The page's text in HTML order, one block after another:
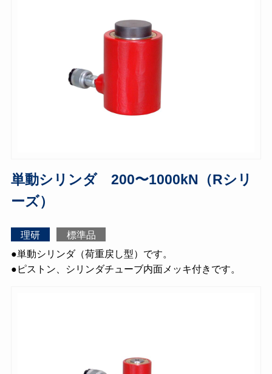
単動シリンダ 200〜1000kN（Rシリ
ーズ）
理研
標準品
●単動シリンダ（荷重戻し型）です。
●ピストン、シリンダチューブ内面メッキ付きです。